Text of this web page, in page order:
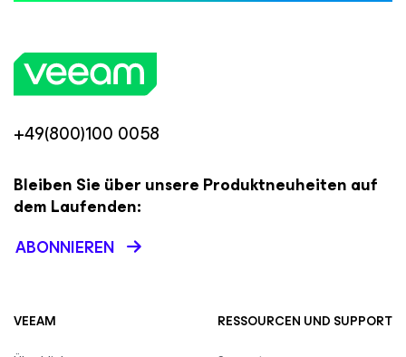
+49(800)100 0058
Bleiben Sie über unsere Produktneuheiten auf
dem Laufenden:
ABONNIEREN
VEEAM
RESSOURCEN UND SUPPORT